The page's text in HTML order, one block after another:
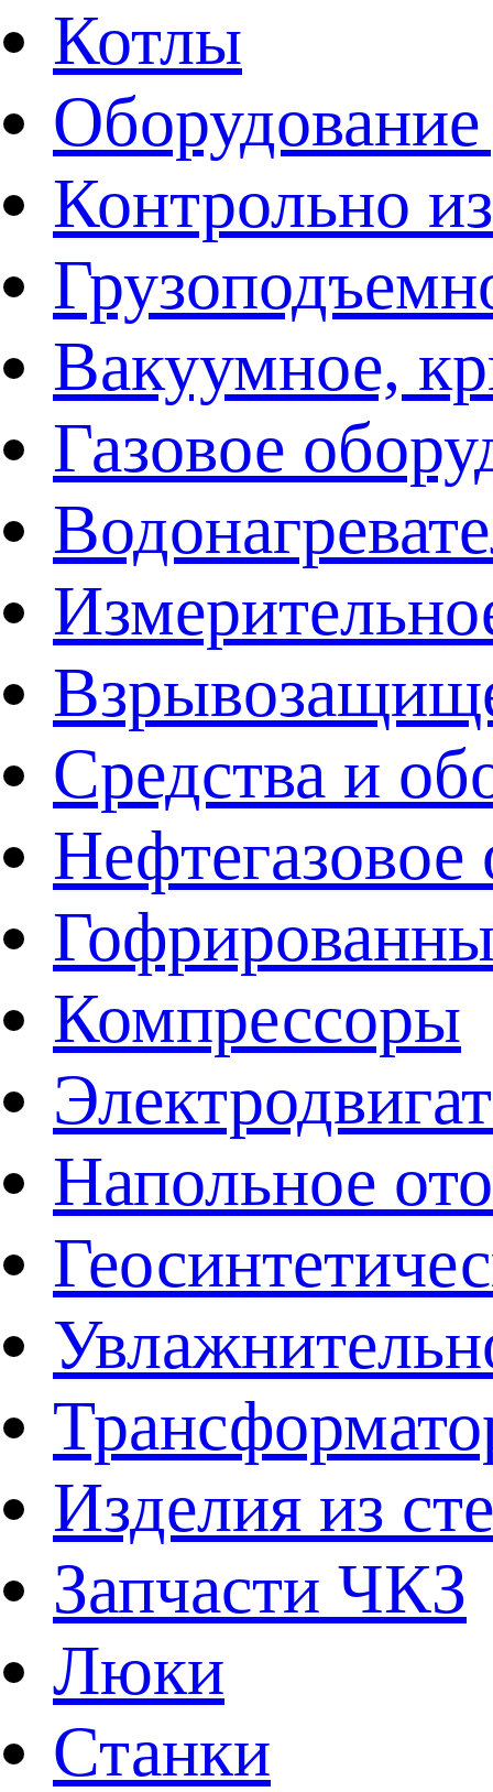
Котлы
Контрольно
Вакуумное,
Газовое
Средства и
Нефтегазовое
Компрессоры
Напольное
Изделия из
Запчасти ЧКЗ
Люки
Станки